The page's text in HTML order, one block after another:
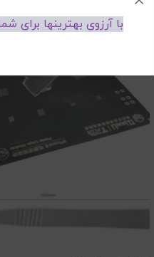
با آرزوی بهترینها